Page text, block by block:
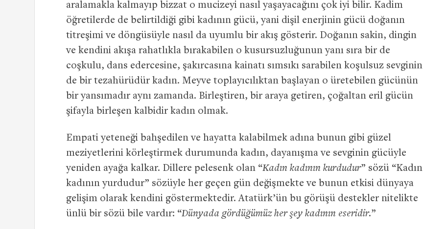
aralamakla kalmayıp bizzat o mucizeyi nasıl yaşayacağını çok iyi bilir. Kadim
öğretilerde de belirtildiği gibi kadının gücü, yani dişil enerjinin gücü doğanın
titreşimi ve döngüsüyle nasıl da uyumlu bir akış gösterir. Doğanın sakin, dingin
ve kendini akışa rahatlıkla bırakabilen o kusursuzluğunun yanı sıra bir de
coşkulu, dans edercesine, şakırcasına kainatı sımsıkı sarabilen koşulsuz sevginin
de bir tezahürüdür kadın. Meyve toplayıcılıktan başlayan o üretebilen gücünün
bir yansımadır aynı zamanda. Birleştiren, bir araya getiren, çoğaltan eril gücün
şifayla birleşen kalbidir kadın olmak.
Empati yeteneği bahşedilen ve hayatta kalabilmek adına bunun gibi güzel
meziyetlerini körleştirmek durumunda kadın, dayanışma ve sevginin gücüyle
yeniden ayağa kalkar. Dillere pelesenk olan “Kadın kadının kurdudur” sözü “Kadın
kadının yurdudur” sözüyle her geçen gün değişmekte ve bunun etkisi dünyaya
gelişim olarak kendini göstermektedir. Atatürk’ün bu görüşü destekler nitelikte
ünlü bir sözü bile vardır: “Dünyada gördüğümüz her şey kadının eseridir.”